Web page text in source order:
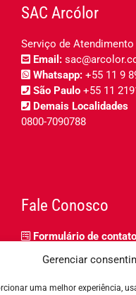
Gerenciar
uma melhor experiência,
SAC Arcólor
Serviço de
Email:
Whatsapp: +55 11 9
São Paulo +55 11
Demais Localidades
0800-7090788
Fale Conosco
Formulário de contato
Relatório de